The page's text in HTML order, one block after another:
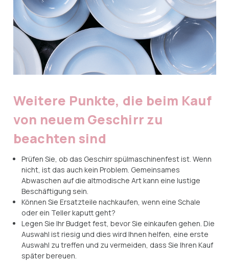
Weitere Punkte, die beim Kauf
von neuem Geschirr zu
beachten sind
Prüfen Sie, ob das Geschirr spülmaschinenfest ist. Wenn
nicht, ist das auch kein Problem. Gemeinsames
Abwaschen auf die altmodische Art kann eine lustige
Beschäftigung sein.
Können Sie Ersatzteile nachkaufen, wenn eine Schale
oder ein Teller kaputt geht?
Legen Sie Ihr Budget fest, bevor Sie einkaufen gehen. Die
Auswahl ist riesig und dies wird Ihnen helfen, eine erste
Auswahl zu treffen und zu vermeiden, dass Sie Ihren Kauf
später bereuen.